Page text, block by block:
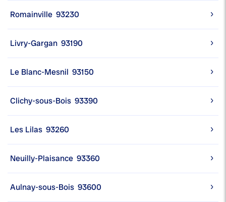
Romainville 93230
Livry-Gargan 93190
Le Blanc-Mesnil 93150
Clichy-sous-Bois 93390
Les Lilas 93260
Neuilly-Plaisance 93360
Aulnay-sous-Bois 93600